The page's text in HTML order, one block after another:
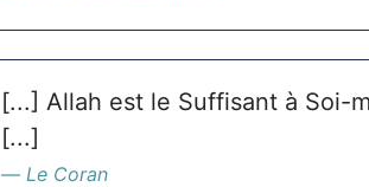
[...] Allah est le Suffisant à Soi-
[...]
Le Coran